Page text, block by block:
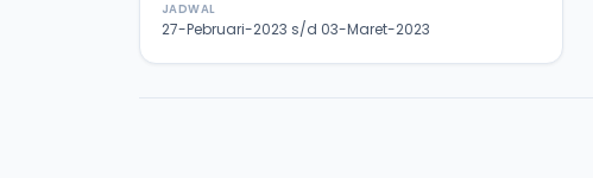
JADWAL
27-Pebruari-2023 s/d 03-Maret-2023